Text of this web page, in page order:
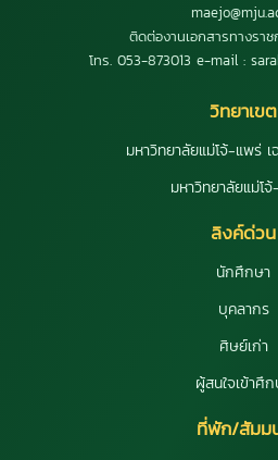
ติดต่องานเอกสารทางรา
โทร. 053-873013 e-mail :
วิทยาเขต
มหาวิทยาลัยแม่โจ้-แพร่ เ
มหาวิทยาลัยแม่โ
ลิงค์ด่วน
นักศึกษา
บุคลากร
ศิษย์เก่า
ผู้สนใจเข้าศึ
ที่พัก/สัมม